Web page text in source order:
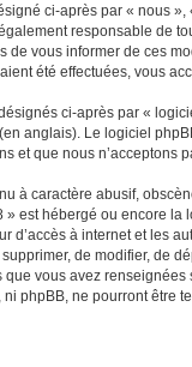
ci-après par « nous
responsable de
de vous informer de ces
été effectuées, vous
ci-après par «
(en anglais). Le logiciel
et que nous n’acceptons
à caractère abusif,
est hébergé ou encore
d’accès à internet et les
de modifier, de
vous avez
phpBB, ne pourront être